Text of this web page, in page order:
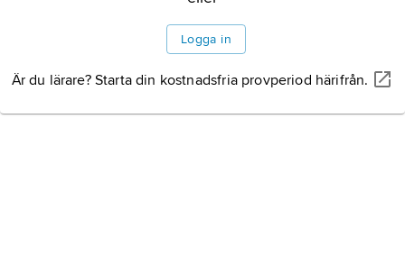
Logga in
Är du lärare? Starta din kostnadsfria provperiod härifrån.